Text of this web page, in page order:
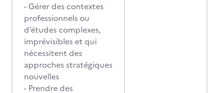
- Gérer des contextes
professionnels ou
d’études complexes,
imprévisibles et qui
nécessitent des
approches stratégiques
nouvelles
- Prendre des